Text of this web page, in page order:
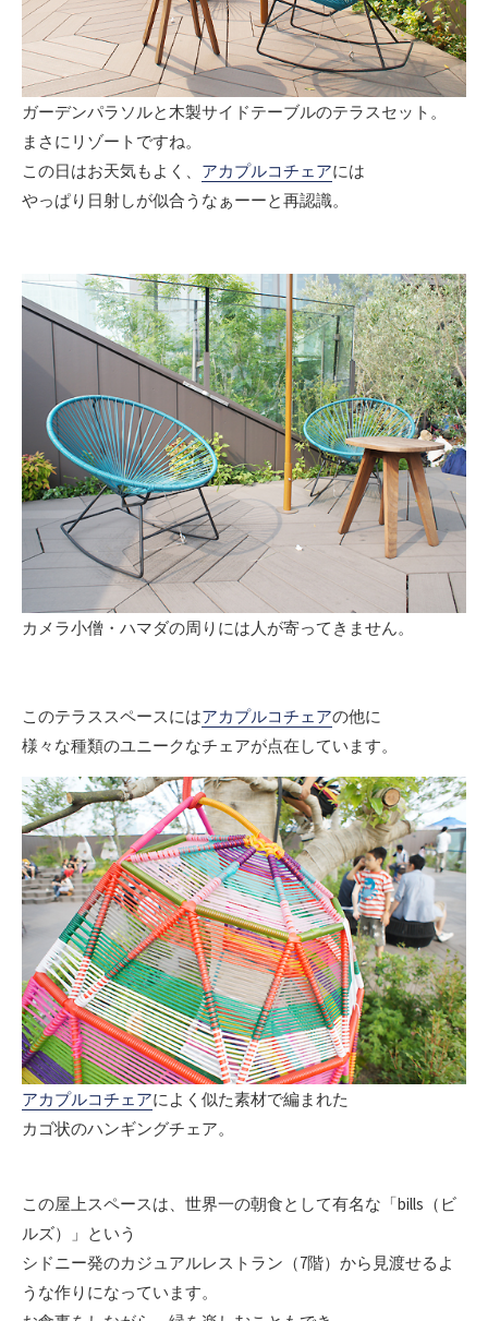
ガーデンパラソルと木製サイドテーブルのテラスセット。
まさにリゾートですね。
この日はお天気もよく、 アカプルコチェアには
やっぱり日射しが似合うなぁーーと再認識。
カメラ小僧・ハマダの周りには人が寄ってきません。
このテラススペースにはアカプルコチェアの他に
様々な種類のユニークなチェアが点在しています。
アカプルコチェアによく似た素材で編まれた
カゴ状のハンギングチェア。
この屋上スペースは、世界一の朝食として有名な「bills（ビ
ルズ）」という
シドニー発のカジュアルレストラン（7階）から見渡せるよ
うな作りになっています。